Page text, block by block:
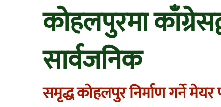
कोहलपुरमा
सार्वजनिक
समृद्ध कोहलपुर निर्माण गर्ने मेयर